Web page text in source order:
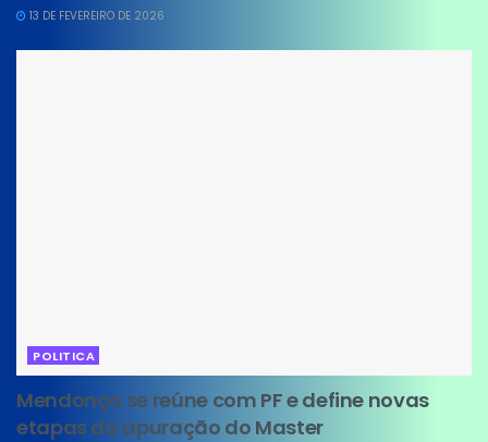
13 DE FEVEREIRO DE 2026
POLITICA
Mendonça se reúne com PF e define novas
etapas da apuração do Master